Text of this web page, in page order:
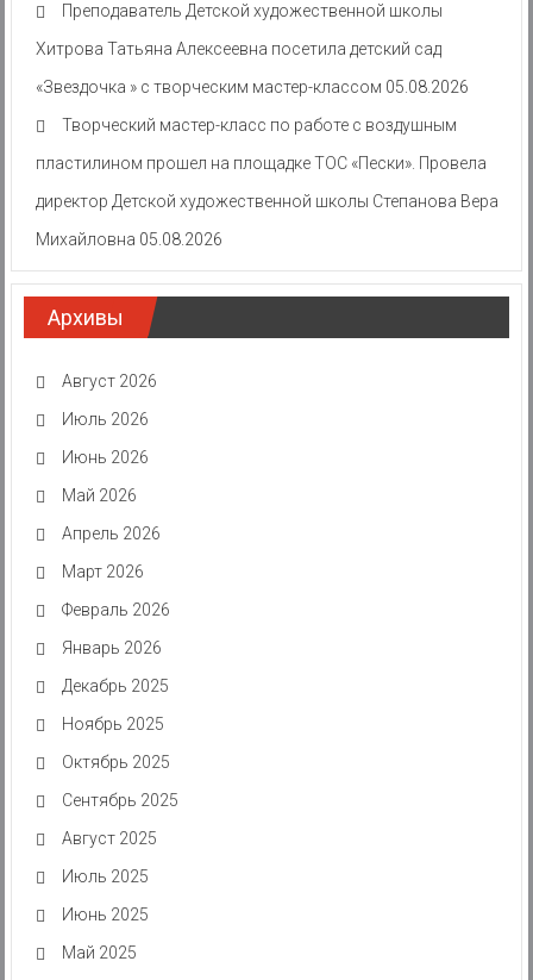
Преподаватель Детской художественной школы
Хитрова Татьяна Алексеевна посетила детский сад
«Звездочка » с творческим мастер-классом 05.08.2026
Творческий мастер-класс по работе с воздушным
пластилином прошел на площадке ТОС «Пески». Провела
директор Детской художественной школы Степанова Вера
Михайловна 05.08.2026
Архивы
Август 2026
Июль 2026
Июнь 2026
Май 2026
Апрель 2026
Март 2026
Февраль 2026
Январь 2026
Декабрь 2025
Ноябрь 2025
Октябрь 2025
Сентябрь 2025
Август 2025
Июль 2025
Июнь 2025
Май 2025